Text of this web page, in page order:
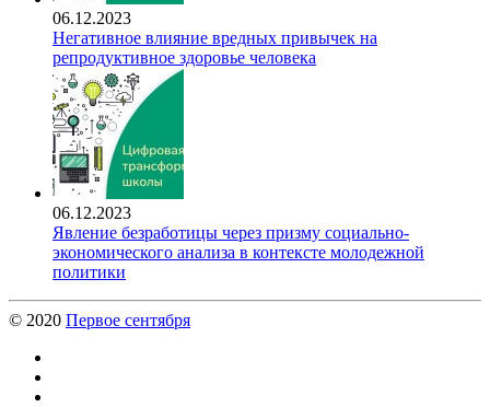
06.12.2023
Негативное влияние вредных привычек на
репродуктивное здоровье человека
06.12.2023
Явление безработицы через призму социально-
экономического анализа в контексте молодежной
политики
© 2020 Первое сентября